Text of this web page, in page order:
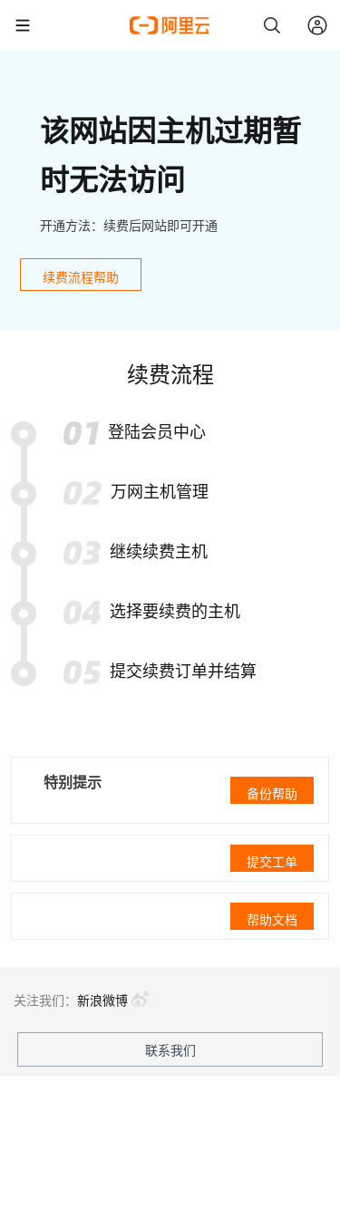
该网站因主机过期暂
时无法访问
开通方法：续费后网站即可开通
续费流程帮助
续费流程
登陆会员中心
万网主机管理
继续续费主机
选择要续费的主机
提交续费订单并结算
特别提示
备份帮助
提交工单
帮助文档